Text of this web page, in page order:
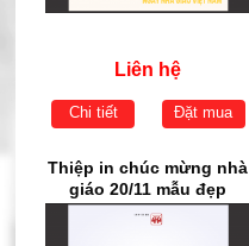
Liên hệ
Chi tiết Đặt mua
Thiệp in chúc mừng nhà
giáo 20/11 mẫu đẹp